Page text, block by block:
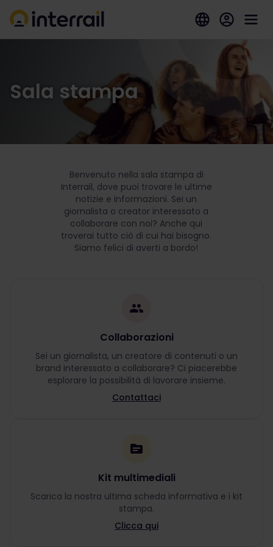
Sala stampa
Benvenuto nella sala stampa di
Interrail, dove puoi trovare le ultime
notizie e informazioni. Sei un
giornalista o creator interessato a
collaborare con noi? Anche qui
troverai tutto ciò di cui hai bisogno.
Siamo felici di averti a bordo!
Collaborazioni
Sei un giornalista, un creatore di contenuti o un
brand interessato a collaborare? Ci piacerebbe
esplorare la possibilità di lavorare insieme.
Contattaci
Kit multimediali
Scarica la nostra ultima scheda informativa e i kit
stampa.
Clicca qui